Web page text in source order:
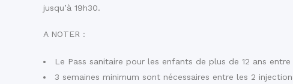
jusqu’à 19h30.
A NOTER :
Le Pass sanitaire pour les enfants de plus de 12 ans
3 semaines minimum sont nécessaires entre les 2